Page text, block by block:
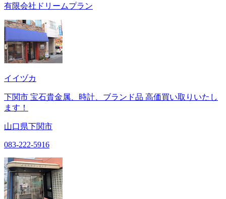
有限会社ドリームプラン
イイヅカ
下関市 宝石貴金属、時計、ブランド品 高価買い取りいたし
ます！
山口県下関市
083-222-5916